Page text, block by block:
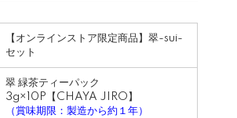
【オンラインストア限定商品】翠-sui-
セット
翠 緑茶ティーパック
3g×10P【CHAYA JIRO】
（賞味期限：製造から約１年）